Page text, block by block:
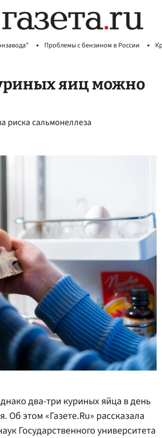
Проблемы с бензином в России
яиц можно
риска сальмонеллеза
два-три куриных яйца в день
этом «Газете.Ru» рассказала
Государственного университета